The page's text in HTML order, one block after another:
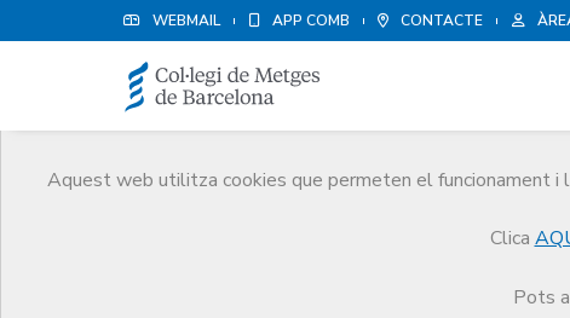
WEBMAIL APP COMB CONTACTE
Aquest web utilitza cookies que permeten el funcionament i
Clica
Pots
Protecció